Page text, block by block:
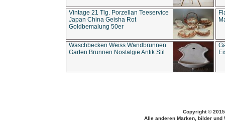
Vintage 21 Tlg. Porzellan Teeservice
Japan China Geisha Rot
Goldbemalung 50er
Waschbecken Weiss Wandbrunnen
Garten Brunnen Nostalgie Antik Stil
Copyright ©
Alle anderen Marken, bilder und